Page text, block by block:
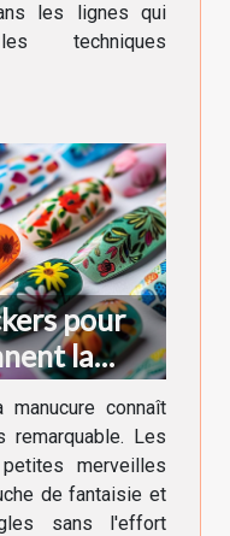
les lignes qui
techniques
pour
la
manucure connaît
remarquable. Les
merveilles
de fantaisie et
sans l'effort